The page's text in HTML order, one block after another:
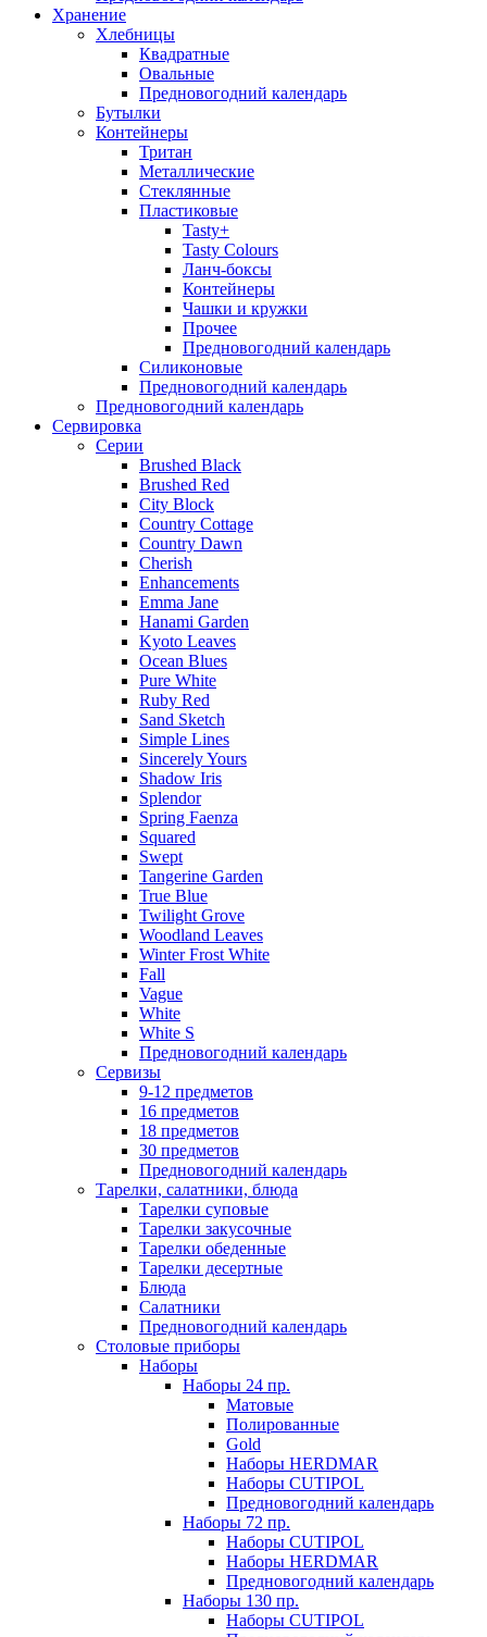
Хранение
Хлебницы
Квадратные
Овальные
Предновогодний календарь
Бутылки
Контейнеры
Тритан
Металлические
Стеклянные
Пластиковые
Tasty+
Tasty Colours
Ланч-боксы
Контейнеры
Чашки и кружки
Прочее
Предновогодний календарь
Силиконовые
Предновогодний календарь
Предновогодний календарь
Сервировка
Серии
Brushed Black
Brushed Red
City Block
Country Cottage
Country Dawn
Cherish
Enhancements
Emma Jane
Hanami Garden
Kyoto Leaves
Ocean Blues
Pure White
Ruby Red
Sand Sketch
Simple Lines
Sincerely Yours
Shadow Iris
Splendor
Spring Faenza
Squared
Swept
Tangerine Garden
True Blue
Twilight Grove
Woodland Leaves
Winter Frost White
Fall
Vague
White
White S
Предновогодний календарь
Сервизы
9-12 предметов
16 предметов
18 предметов
30 предметов
Предновогодний календарь
Тарелки, салатники, блюда
Тарелки суповые
Тарелки закусочные
Тарелки обеденные
Тарелки десертные
Блюда
Салатники
Предновогодний календарь
Столовые приборы
Наборы
Наборы 24 пр.
Матовые
Полированные
Gold
Наборы HERDMAR
Наборы CUTIPOL
Предновогодний календарь
Наборы 72 пр.
Наборы CUTIPOL
Наборы HERDMAR
Предновогодний календарь
Наборы 130 пр.
Наборы CUTIPOL